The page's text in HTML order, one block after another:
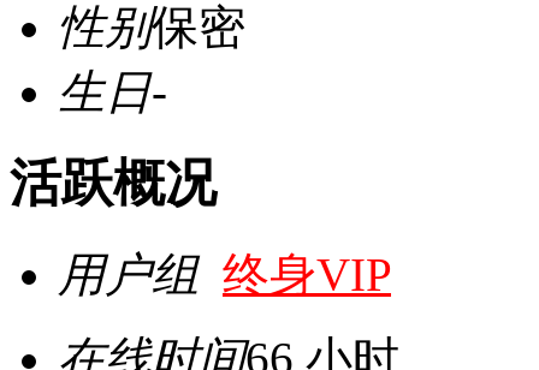
性别保密
生日-
活跃概况
用户组 终身VIP
在线时间66 小时